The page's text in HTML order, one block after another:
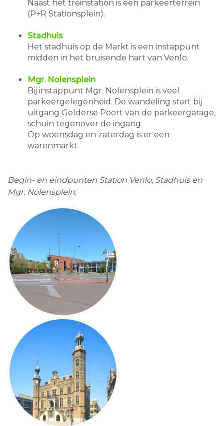
Naast het treinstation is een parkeerterrein
(P+R Stationsplein).
Stadhuis
Het stadhuis op de Markt is een instappunt
midden in het bruisende hart van Venlo.
Mgr. Nolensplein
Bij instappunt Mgr. Nolensplein is veel
parkeergelegenheid. De wandeling start bij
uitgang Gelderse Poort van de parkeergarage,
schuin tegenover de ingang.
Op woensdag en zaterdag is er een
warenmarkt.
Begin- en eindpunten Station Venlo, Stadhuis en
Mgr. Nolensplein: